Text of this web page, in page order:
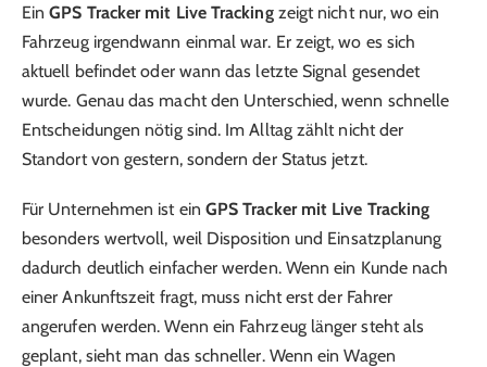
EinGPS Tracker mit Live Trackingzeigt nicht nur, wo ein
Fahrzeug irgendwann einmal war. Er zeigt, wo es sich
aktuell befindet oder wann das letzte Signal gesendet
wurde. Genau das macht den Unterschied, wenn schnelle
Entscheidungen nötig sind. Im Alltag zählt nicht der
Standort von gestern, sondern der Status jetzt.
Für Unternehmen ist ein GPS Tracker mit Live Tracking
besonders wertvoll, weil Disposition und Einsatzplanung
dadurch deutlich einfacher werden. Wenn ein Kunde nach
einer Ankunftszeit fragt, muss nicht erst der Fahrer
angerufen werden. Wenn ein Fahrzeug länger steht als
geplant, sieht man das schneller. Wenn ein Wagen